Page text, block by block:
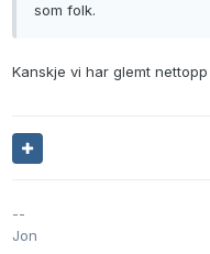
som folk.
Kanskje vi har glemt
--
Jon